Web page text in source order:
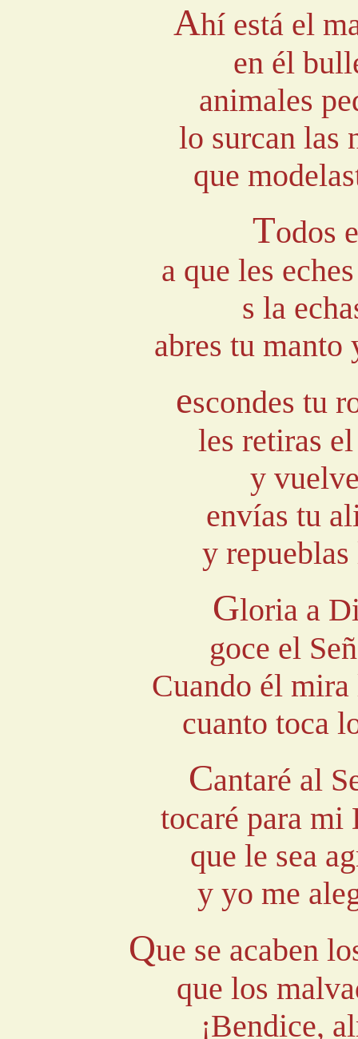
Ahí está el
en él
animales
lo surcan las
que
Todos
a que les
s la
abres tu manto
escondes tu
les retiras
y
envías tu
y
Gloria a
goce el
Cuando él
cuanto toca
Cantaré al
tocaré para mi
que le sea
y yo me
Que se acaben
que los
¡Bendice,